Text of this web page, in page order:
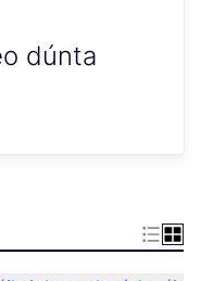
dúnta